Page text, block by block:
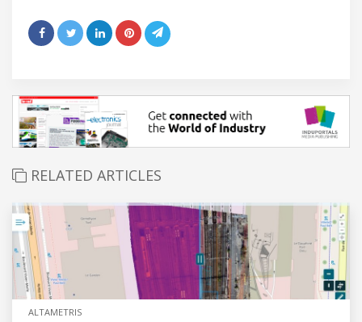
RELATED ARTICLES
ALTAMETRIS